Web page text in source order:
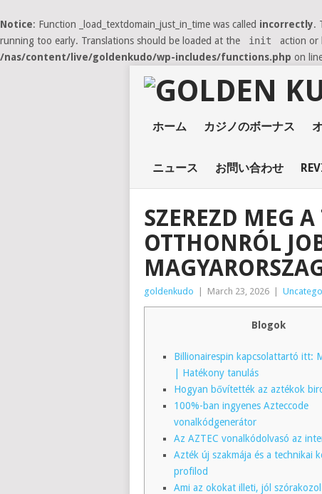
Notice: Function _load_textdomain_just_in_time was called incorrectly.
running too early. Translations should be loaded at the
init action or
/nas/content/live/goldenkudo/wp-includes/functions.php on
ホーム カジノのボーナス
ニュース お問い合わせ
SZEREZD MEG
OTTHONRÓL
goldenkudo March 23, 2026
Blogok
Billionairespin kapcsolattartó itt:
| Hatékony tanulás
Hogyan bővítették az aztékok
100%-ban ingyenes Azteccode
vonalkódgenerátor
Az AZTEC vonalkódolvasó az
Azték új szakmája és a technikai
profilod
Ami az okokat illeti, jól